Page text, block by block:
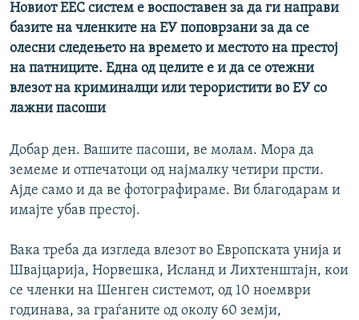
Новиот ЕЕС систем е воспоставен за да ги направи
базите на членките на ЕУ поповрзани за да се
олесни следењето на времето и местото на престој
на патниците. Една од целите е и да се отежни
влезот на криминалци или терористити во ЕУ со
лажни пасоши
Добар ден. Вашите пасоши, ве молам. Мора да
земеме и отпечатоци од најмалку четири прсти.
Ајде само и да ве фотографираме. Ви благодарам и
имајте убав престој.
Вака треба да изгледа влезот во Европската унија и
Швајцарија, Норвешка, Исланд и Лихтенштајн, кои
се членки на Шенген системот, од 10 ноември
годинава, за граѓаните од околу 60 земји,